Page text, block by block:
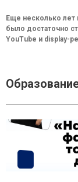
Еще несколько лет
было достаточно
YouTube и display-